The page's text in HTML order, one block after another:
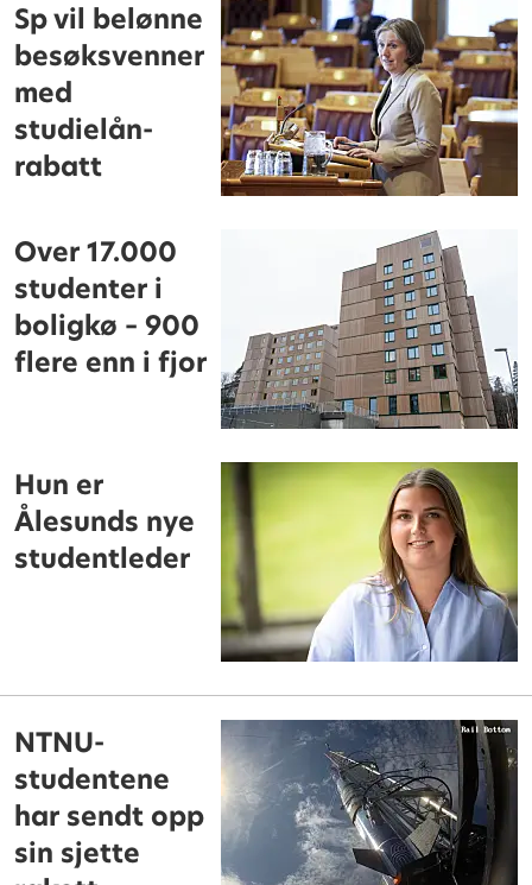
Sp vil belønne
besøksvenner
med
studielån-
rabatt
Over 17.000
studenter i
boligkø – 900
flere enn i fjor
Hun er
Ålesunds nye
studentleder
NTNU-
studentene
har sendt opp
sin sjette